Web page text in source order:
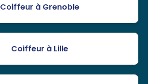
Coiffeur à Grenoble
Coiffeur à Lille